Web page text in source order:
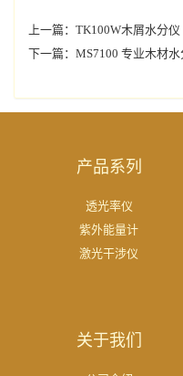
上一篇： TK100W木屑水分仪
下一篇： MS7100 专业木材水
产品系列
透光率仪
紫外能量计
激光干涉仪
关于我们